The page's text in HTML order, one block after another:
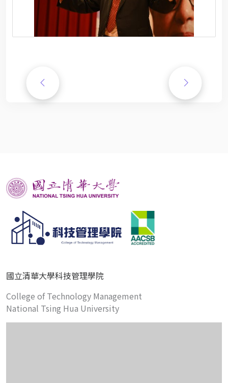
國立清華大學科技管理學院
College of Technology Management
National Tsing Hua University